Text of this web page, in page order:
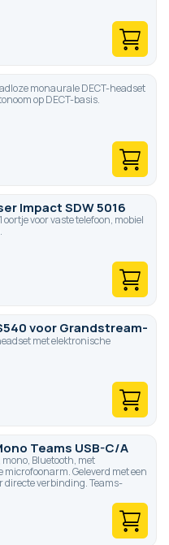
monaurale DECT-headset
op DECT-basis.
Impact SDW 5016
oortje voor vaste telefoon, mobiel
voor Grandstream-
met elektronische
Teams USB-C/A
Bluetooth, met
Geleverd met een
directe verbinding. Teams-